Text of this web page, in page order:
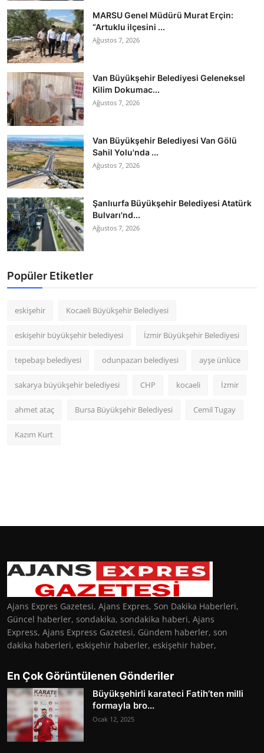
MARSU Genel Müdürü Murat Erçin:
“Artuklu ilçesini ...
Ağustos 7, 2026
Van Büyükşehir Belediyesi Geleneksel
Kilim Dokumac...
Ağustos 7, 2026
Van Büyükşehir Belediyesi Van Gölü
Sahil Yolu'nda ...
Ağustos 7, 2026
Şanlıurfa Büyükşehir Belediyesi Atatürk
Bulvarı'nd...
Ağustos 7, 2026
Popüler Etiketler
eskişehir Kocaeli Büyükşehir Belediyesi
eskişehir büyükşehir belediyesi İzmir Büyükşehir Belediyesi
tepebaşı belediyesi odunpazarı belediyesi ayşe ünlüce
sakarya büyükşehir belediyesi CHP kocaeli İzmir
ahmet ataç Bursa Büyükşehir Belediyesi Cemil Tugay
Kazım Kurt
Ajans Expres Gazetesi, Ajans Expres, Son Dakika Haberleri,
Güncel haberler, sondakika, sondakika haberi, Ajans
Express, Ajans Express Gazetesi, Gündem haberler, son
dakika haberleri, eskişehir haberler, eskişehir haber,
En Çok Görüntülenen Gönderiler
Büyükşehirli karateci Fatih’ten milli
formayla bro...
Ocak 12, 2025